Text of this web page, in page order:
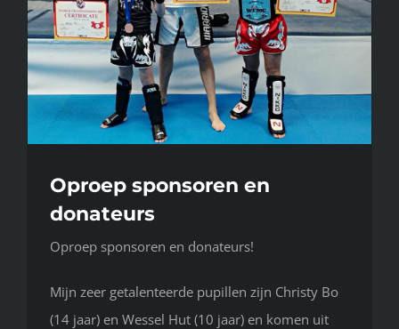
Oproep sponsoren en
donateurs
Oproep sponsoren en donateurs!
Mijn zeer getalenteerde pupillen zijn Christy Bo
(14 jaar) en Wessel Hut (10 jaar) en komen uit